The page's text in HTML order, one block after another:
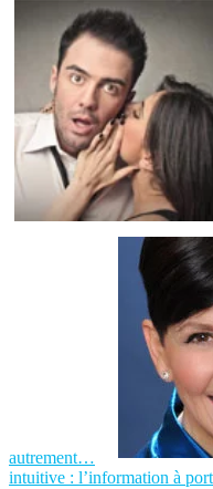
autrement…
intuitive : l’information à